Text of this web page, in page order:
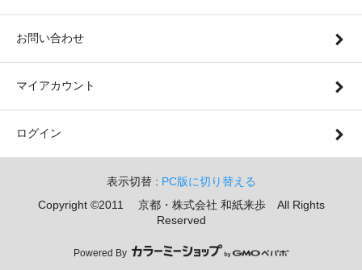
お問い合わせ
マイアカウント
ログイン
表示切替 : PC版に切り替える
Copyright ©2011 京都・株式会社 和紙来歩 All Rights
Reserved
Powered By